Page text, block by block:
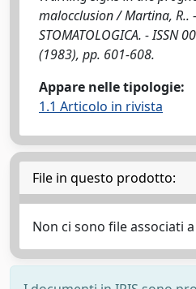
malocclusion / Martina, R..
STOMATOLOGICA. - ISSN
(1983), pp. 601-608.
Appare nelle tipologie:
1.1 Articolo in rivista
File in questo prodotto:
Non ci sono file associati